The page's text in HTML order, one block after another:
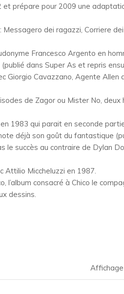
et prépare pour 2009 une
dei ragazzi, Corriere
Francesco Argento en
dans Super As et repris
Giorgio Cavazzano, Agente Allen
de Zagor ou Mister No, deux
1983 qui parait en seconde
déjà son goût du fantastique
le succès au contraire de Dylan
Attilio Miccheluzzi en 1987.
l’album consacré à Chico le
dessins.
Affichage